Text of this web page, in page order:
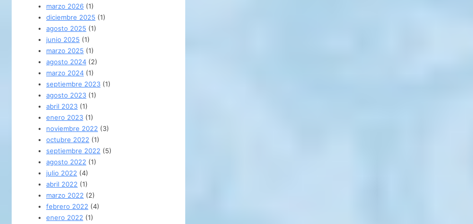
marzo 2026 (1)
diciembre 2025 (1)
agosto 2025 (1)
junio 2025 (1)
marzo 2025 (1)
agosto 2024 (2)
marzo 2024 (1)
septiembre 2023 (1)
agosto 2023 (1)
abril 2023 (1)
enero 2023 (1)
noviembre 2022 (3)
octubre 2022 (1)
septiembre 2022 (5)
agosto 2022 (1)
julio 2022 (4)
abril 2022 (1)
marzo 2022 (2)
febrero 2022 (4)
enero 2022 (1)